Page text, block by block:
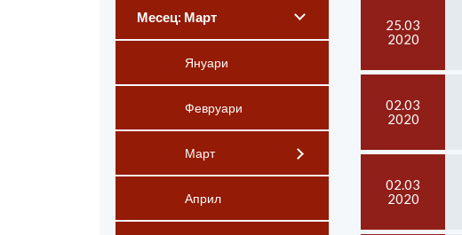
Месец: Март
Януари
Февруари
Март
Април
25.03
2020
02.03
2020
02.03
2020